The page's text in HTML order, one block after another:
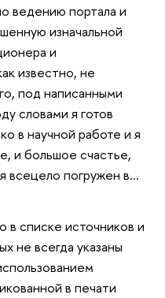
ведению портала и
изначальной
и
известно, не
под написанными
словами я готов
в научной работе и я
и большое счастье,
всецело погружен в...
списке источников и
не всегда указаны
в печати